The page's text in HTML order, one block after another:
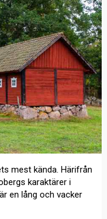
mest kända. Härifrån
karaktärer i
en lång och vacker